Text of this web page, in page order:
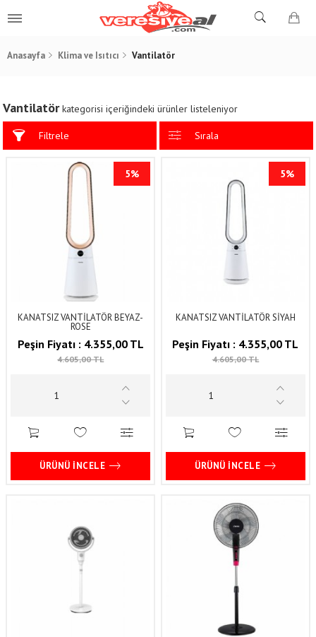
Anasayfa Klima ve Isıtıcı Vantilatör
Vantilatör kategorisi içeriğindeki ürünler listeleniyor
Filtrele Sırala
5%
KANATSIZ VANTİLATÖR BEYAZ-
ROSE
Peşin Fiyatı : 4.355,00 TL
4.605,00 TL
ÜRÜNÜ İNCELE
5%
KANATSIZ VANTİLATÖR SİYAH
Peşin Fiyatı : 4.355,00 TL
4.605,00 TL
ÜRÜNÜ İNCELE